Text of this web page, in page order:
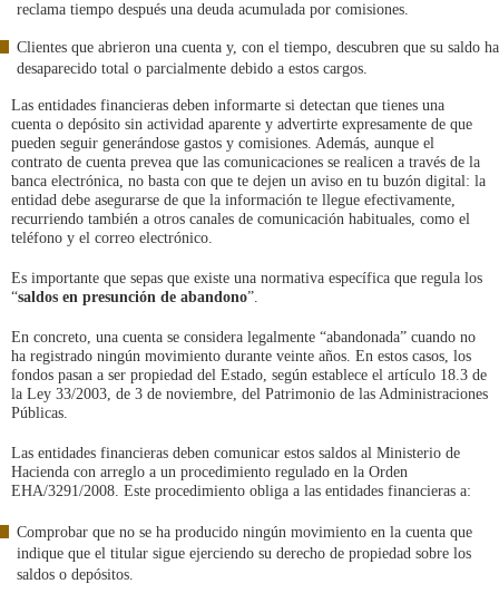
reclama tiempo después una deuda acumulada por comisiones.
Clientes que abrieron una cuenta y, con el tiempo, descubren que su saldo ha
desaparecido total o parcialmente debido a estos cargos.
Las entidades financieras deben informarte si detectan que tienes una
cuenta o depósito sin actividad aparente y advertirte expresamente de que
pueden seguir generándose gastos y comisiones. Además, aunque el
contrato de cuenta prevea que las comunicaciones se realicen a través de la
banca electrónica, no basta con que te dejen un aviso en tu buzón digital: la
entidad debe asegurarse de que la información te llegue efectivamente,
recurriendo también a otros canales de comunicación habituales, como el
teléfono y el correo electrónico.
Es importante que sepas que existe una normativa específica que regula los
“saldos en presunción de abandono”.
En concreto, una cuenta se considera legalmente “abandonada” cuando no
ha registrado ningún movimiento durante veinte años. En estos casos, los
fondos pasan a ser propiedad del Estado, según establece el artículo 18.3 de
la Ley 33/2003, de 3 de noviembre, del Patrimonio de las Administraciones
Públicas.
Las entidades financieras deben comunicar estos saldos al Ministerio de
Hacienda con arreglo a un procedimiento regulado en la Orden
EHA/3291/2008. Este procedimiento obliga a las entidades financieras a:
Comprobar que no se ha producido ningún movimiento en la cuenta que
indique que el titular sigue ejerciendo su derecho de propiedad sobre los
saldos o depósitos.